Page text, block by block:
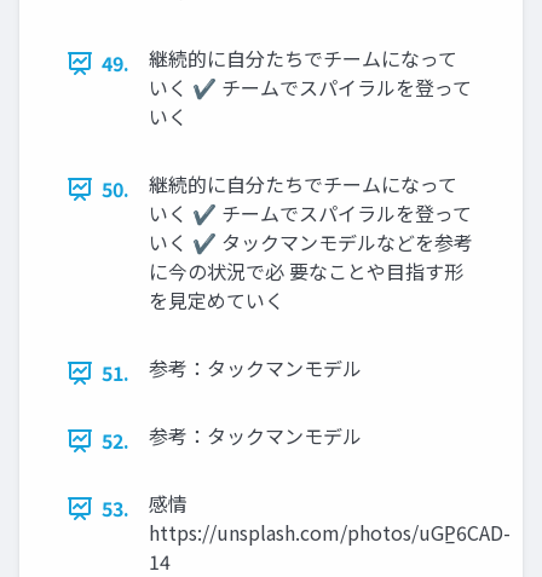
49.
継続的に自分たちでチームになって
いく ✔ チームでスパイラルを登って
いく
50.
継続的に自分たちでチームになって
いく ✔ チームでスパイラルを登って
いく ✔ タックマンモデルなどを参考
に今の状況で必 要なことや目指す形
を見定めていく
51. 参考：タックマンモデル
52. 参考：タックマンモデル
53.
感情
https://unsplash.com/photos/uGP̲6CAD-
14